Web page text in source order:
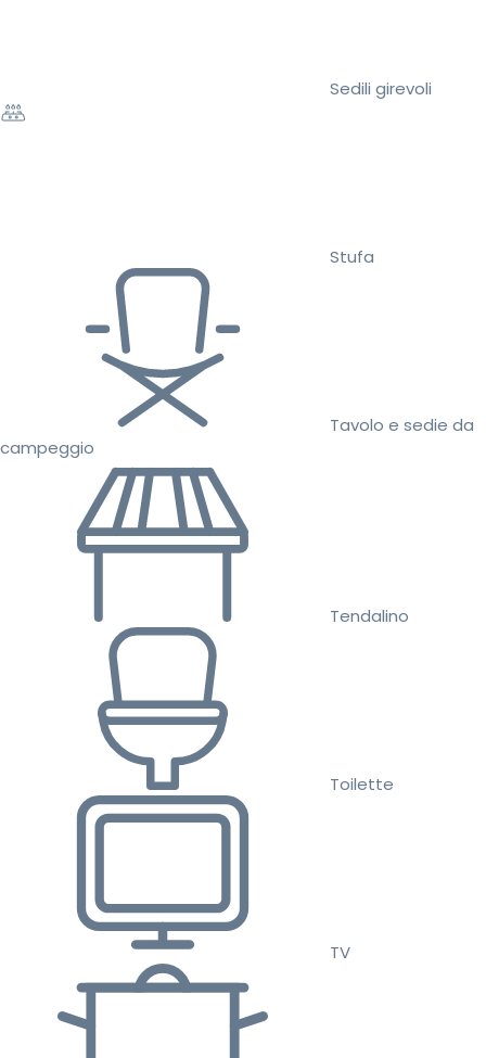
Sedili girevoli
Stufa
Tavolo e sedie da
campeggio
Tendalino
Toilette
TV